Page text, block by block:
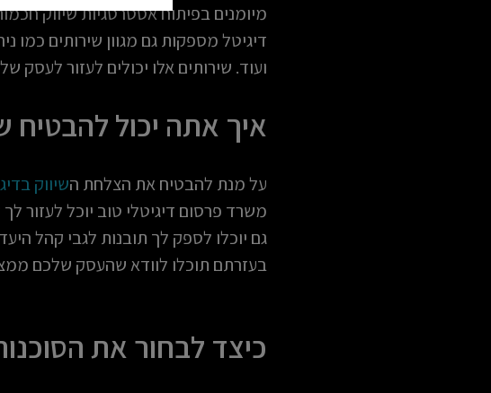
מיומנים בפיתוח אסטרטגיות שיווק
ועוד. שירותים אלו יכולים לעזור לעסק
איך אתה יכול להבטיח
על מנת להבטיח את הצלחת השיווק
משרד פרסום דיגיטלי טוב יוכל לעזור
גם יוכלו לספק לך תובנות לגבי קהל
בעזרתם תוכלו לוודא שהעסק שלכם
כיצד לבחור את